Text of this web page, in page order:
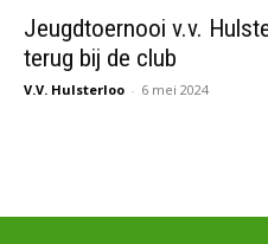
Jeugdtoernooi v.v.
terug bij de club
V.V. Hulsterloo - 6 mei 2024